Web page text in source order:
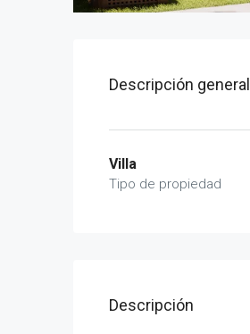
Descripción general
Villa
Tipo de propiedad
Descripción